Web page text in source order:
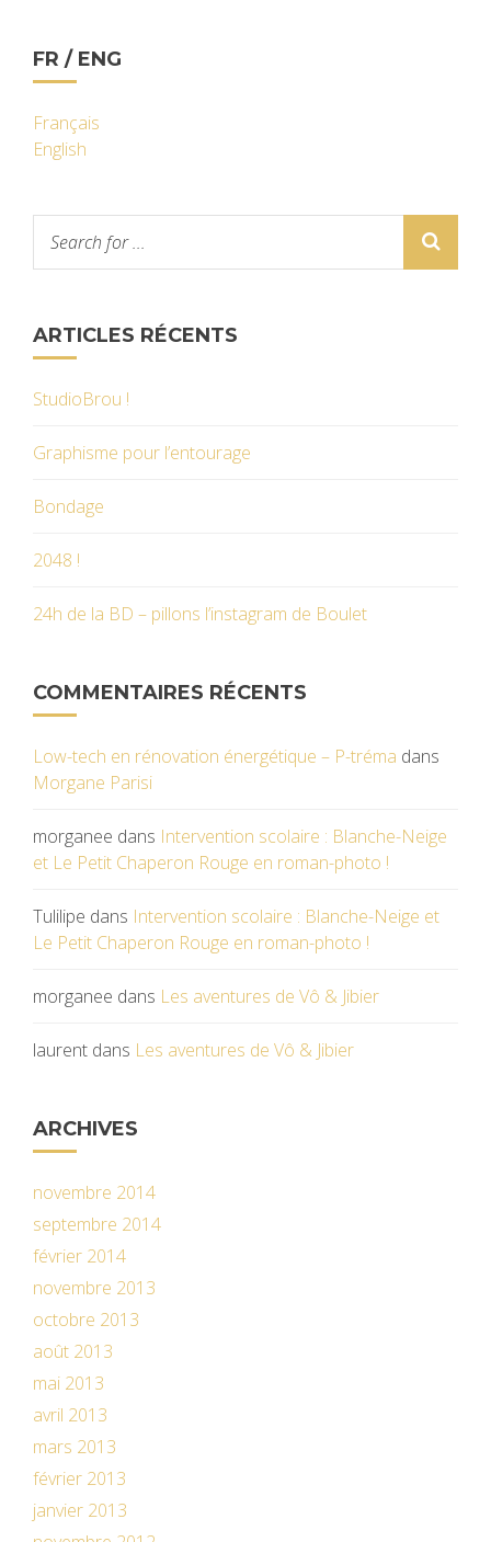
FR / ENG
Français
English
ARTICLES RÉCENTS
StudioBrou !
Graphisme pour l’entourage
Bondage
2048 !
24h de la BD – pillons l’instagram de Boulet
COMMENTAIRES RÉCENTS
Low-tech en rénovation énergétique – P-tréma dans
Morgane Parisi
morganee dans Intervention scolaire : Blanche-Neige
et Le Petit Chaperon Rouge en roman-photo !
Tulilipe dans Intervention scolaire : Blanche-Neige et
Le Petit Chaperon Rouge en roman-photo !
morganee dans Les aventures de Vô & Jibier
laurent dans Les aventures de Vô & Jibier
ARCHIVES
novembre 2014
septembre 2014
février 2014
novembre 2013
octobre 2013
août 2013
mai 2013
avril 2013
mars 2013
février 2013
janvier 2013